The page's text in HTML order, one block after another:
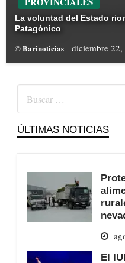
La voluntad del Estado
Patagónico
© Barinoticias diciembre 22,
ÚLTIMAS NOTICIAS
El